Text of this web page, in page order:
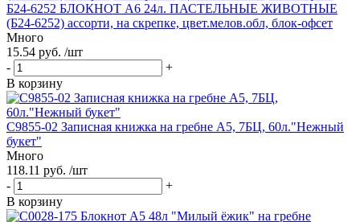
Б24-6252 БЛОКНОТ А6 24л. ПАСТЕЛЬНЫЕ ЖИВОТНЫЕ
(Б24-6252) ассорти, на скрепке, цвет.мелов.обл, блок-офсет
Много
15.54 руб. /шт
-
+
В корзину
С9855-02 Записная книжка на гребне А5, 7БЦ, 60л."Нежный
букет"
Много
118.11 руб. /шт
-
+
В корзину